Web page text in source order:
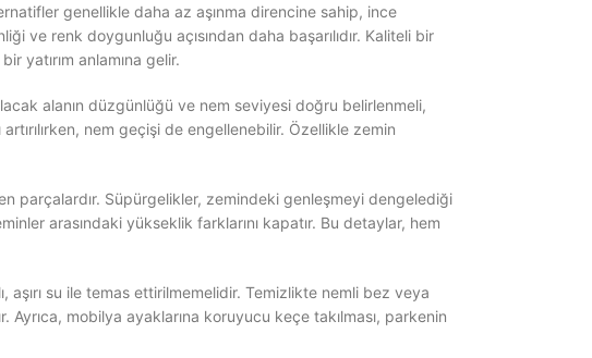
genellikle daha az aşınma direncine sahip, ince
ve renk doygunluğu açısından daha başarılıdır. Kaliteli bir
yatırım anlamına gelir.
alanın düzgünlüğü ve nem seviyesi doğru belirlenmeli,
nem geçişi de engellenebilir. Özellikle zemin
parçalardır. Süpürgelikler, zemindeki genleşmeyi dengelediği
arasındaki yükseklik farklarını kapatır. Bu detaylar, hem
aşırı su ile temas ettirilmemelidir. Temizlikte nemli bez veya
Ayrıca, mobilya ayaklarına koruyucu keçe takılması, parkenin